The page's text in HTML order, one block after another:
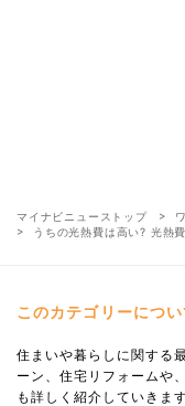
マイナビニューストップ
うちの光熱費は高い? 光熱
このカテゴリーについ
住まいや暮らしに関する
ーン、住宅リフォームや
も詳しく紹介していきます